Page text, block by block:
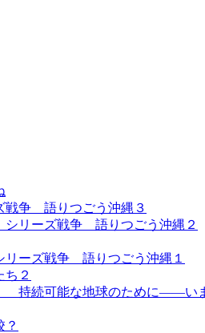
争 語りつごう沖縄３
リーズ戦争 語りつごう沖縄２
ーズ戦争 語りつごう沖縄１
ち２
持続可能な地球のために――い
？